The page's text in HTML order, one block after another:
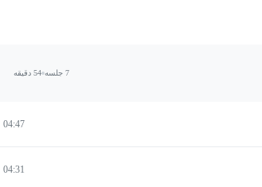
7 جلسه 54 دقیقه
04:47
04:31